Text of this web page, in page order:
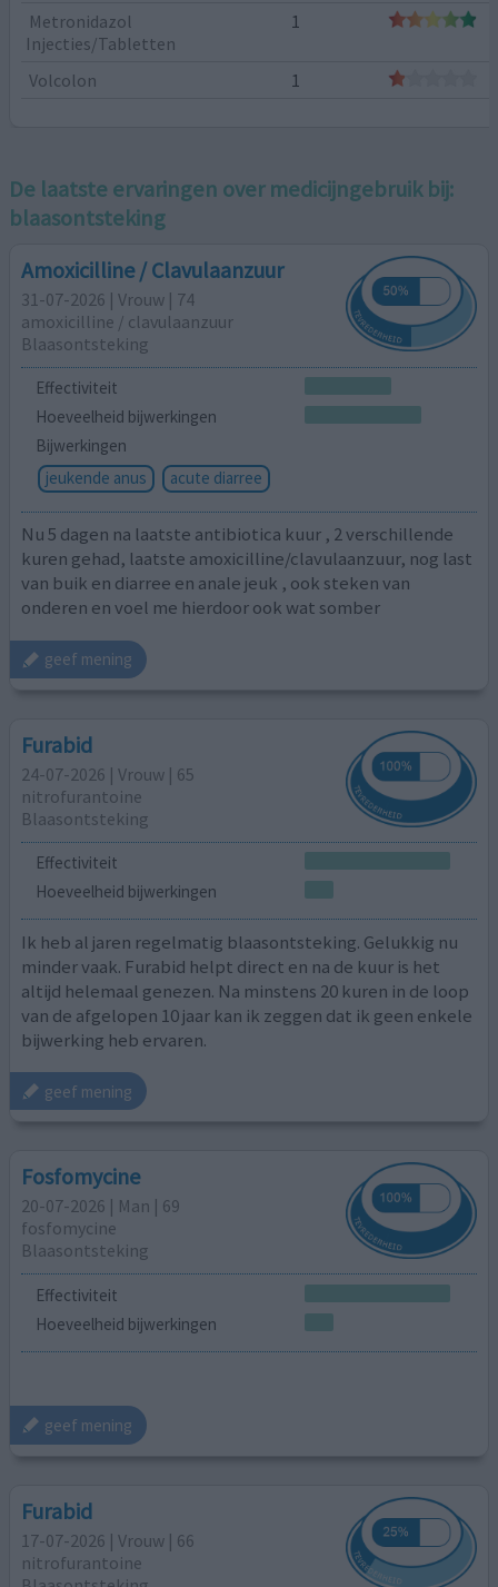
Metronidazol
Injecties/Tabletten
1
Volcolon 1
De laatste ervaringen over medicijngebruik bij:
blaasontsteking
Amoxicilline / Clavulaanzuur
31-07-2026 | Vrouw | 74
amoxicilline / clavulaanzuur
Blaasontsteking
Effectiviteit
Hoeveelheid bijwerkingen
Bijwerkingen
jeukende anus
acute diarree
Nu 5 dagen na laatste antibiotica kuur , 2 verschillende
kuren gehad, laatste amoxicilline/clavulaanzuur, nog last
van buik en diarree en anale jeuk , ook steken van
onderen en voel me hierdoor ook wat somber
geef mening
Furabid
24-07-2026 | Vrouw | 65
nitrofurantoine
Blaasontsteking
Effectiviteit
Hoeveelheid bijwerkingen
Ik heb al jaren regelmatig blaasontsteking. Gelukkig nu
minder vaak. Furabid helpt direct en na de kuur is het
altijd helemaal genezen. Na minstens 20 kuren in de loop
van de afgelopen 10 jaar kan ik zeggen dat ik geen enkele
bijwerking heb ervaren.
geef mening
Fosfomycine
20-07-2026 | Man | 69
fosfomycine
Blaasontsteking
Effectiviteit
Hoeveelheid bijwerkingen
geef mening
Furabid
17-07-2026 | Vrouw | 66
nitrofurantoine